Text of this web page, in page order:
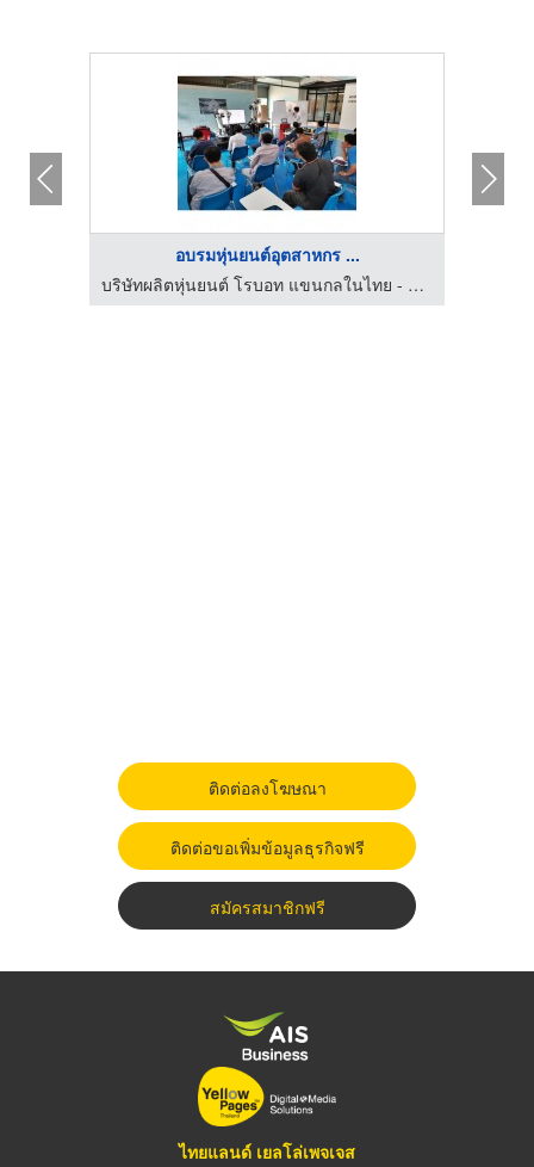
อบรมหุ่นยนต์อุตสาหกร ...
บริษัทผลิตหุ่นยนต์ โรบอท แขนกลในไทย - วัฒนา แมชชีนเทค
ติดต่อลงโฆษณา
ติดต่อขอเพิ่มข้อมูลธุรกิจฟรี
สมัครสมาชิกฟรี
ไทยแลนด์ เยลโล่เพจเจส